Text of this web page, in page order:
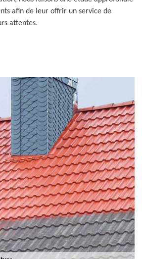
afin de leur offrir un service de
attentes.